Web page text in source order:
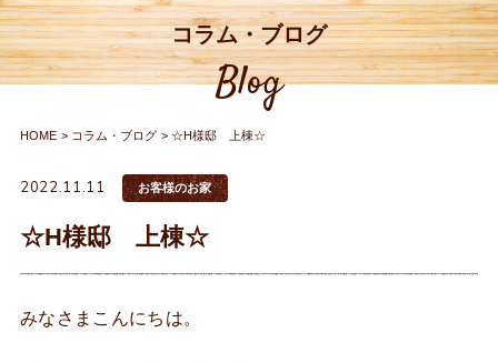
コラム・ブログ
Blog
HOME コラム・ブログ ☆H様邸 上棟☆
2022.11.11 お客様のお家
☆H様邸 上棟☆
みなさまこんにちは。